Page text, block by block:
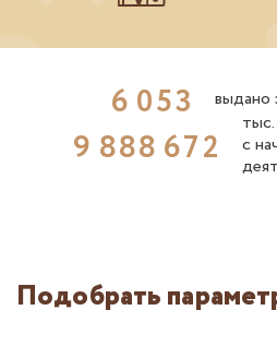
6 053 выдано
9 888 672
с
Подобрать